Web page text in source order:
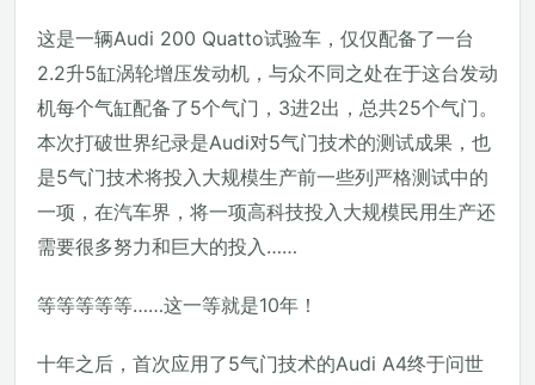
这是一辆Audi 200 Quatto试验车，仅仅配备了一台
2.2升5缸涡轮增压发动机，与众不同之处在于这台发动
机每个气缸配备了5个气门，3进2出，总共25个气门。
本次打破世界纪录是Audi对5气门技术的测试成果，也
是5气门技术将投入大规模生产前一些列严格测试中的
一项，在汽车界，将一项高科技投入大规模民用生产还
需要很多努力和巨大的投入……
等等等等等……这一等就是10年！
十年之后，首次应用了5气门技术的Audi A4终于问世